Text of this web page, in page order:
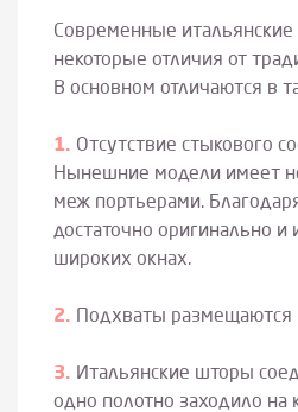
Современные
некоторые отличия от
В основном отличаются в
Отсутствие стыкового
Нынешние модели имеет
меж портьерами.
достаточно оригинально
широких окнах.
Подхваты
Итальянские шторы
одно полотно заходило на